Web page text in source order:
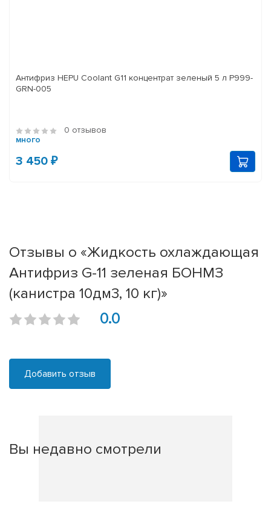
Антифриз HEPU Coolant G11 концентрат зеленый 5 л P999-
GRN-005
0 отзывов
много
3 450 ₽
Отзывы о «Жидкость охлаждающая
Антифриз G-11 зеленая БОНМЗ
(канистра 10дм3, 10 кг)»
0.0
Добавить отзыв
Вы недавно смотрели